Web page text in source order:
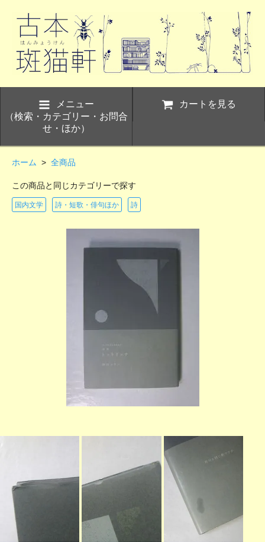
メニュー
（検索・カテゴリー・お問合
せ・ほか）
カートを見る
ホーム > 全商品
この商品と同じカテゴリーで探す
国内文学 詩・短歌・俳句ほか 詩